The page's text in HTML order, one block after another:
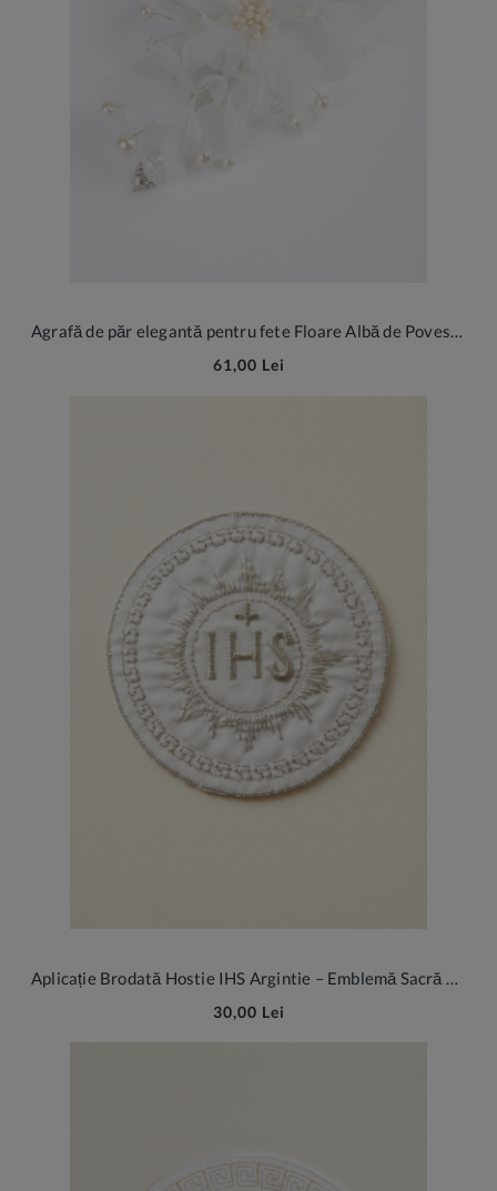
Agrafă de păr elegantă pentru fete Floare Albă de Poveste - Accesoriu rafinat cu cristale și șifon pentru ocazii speciale
61,00 Lei
Aplicație Brodată Hostie IHS Argintie – Emblemă Sacră pentru Prima Împărtășanie 7cm
30,00 Lei